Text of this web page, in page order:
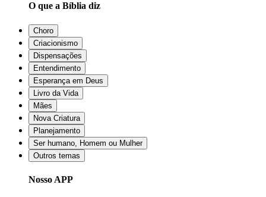
O que a Bíblia diz
Choro
Criacionismo
Dispensações
Entendimento
Esperança em Deus
Livro da Vida
Mães
Nova Criatura
Planejamento
Ser humano, Homem ou Mulher
Outros temas
Nosso APP